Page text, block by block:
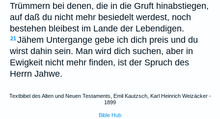
Trümmern bei denen, die in die Gruft hinabstiegen,
auf daß du nicht mehr besiedelt werdest, noch
bestehen bleibest im Lande der Lebendigen.
21Jähem Untergange gebe ich dich preis und du
wirst dahin sein. Man wird dich suchen, aber in
Ewigkeit nicht mehr finden, ist der Spruch des
Herrn Jahwe.
Textbibel des Alten und Neuen Testaments, Emil Kautzsch, Karl Heinrich Weizäcker -
1899
Bible Hub